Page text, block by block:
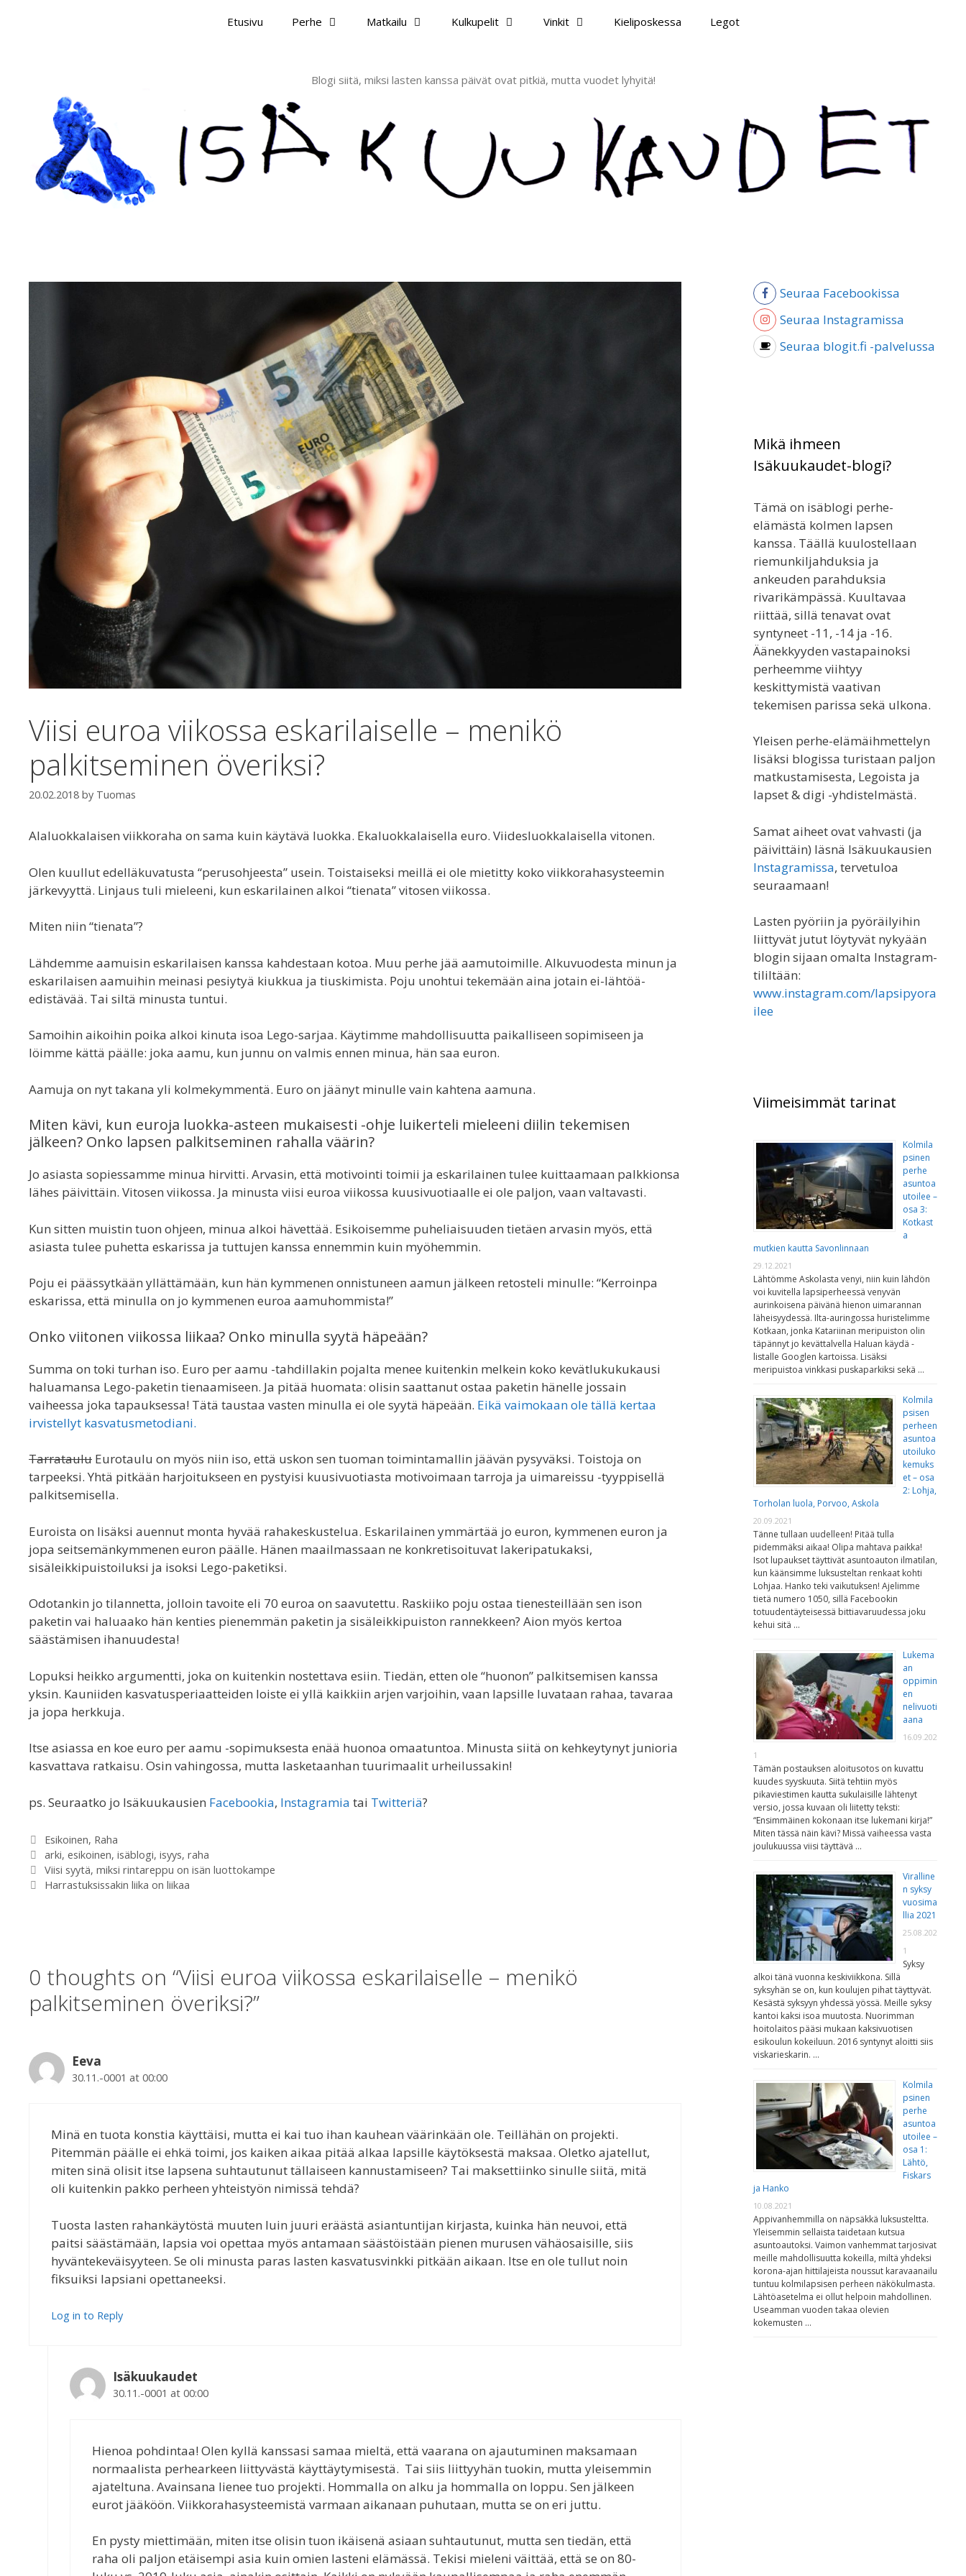
Etusivu Perhe Matkailu Kulkupelit Vinkit Kieliposkessa Legot
Blogi siitä, miksi lasten kanssa päivät ovat pitkiä, mutta vuodet lyhyitä!
Viisi euroa viikossa eskarilaiselle – menikö
palkitseminen överiksi?
20.02.2018 by Tuomas
Alaluokkalaisen viikkoraha on sama kuin käytävä luokka. Ekaluokkalaisella euro. Viidesluokkalaisella vitonen.
Olen kuullut edelläkuvatusta “perusohjeesta” usein. Toistaiseksi meillä ei ole mietitty koko viikkorahasysteemin
järkevyyttä. Linjaus tuli mieleeni, kun eskarilainen alkoi “tienata” vitosen viikossa.
Miten niin “tienata”?
Lähdemme aamuisin eskarilaisen kanssa kahdestaan kotoa. Muu perhe jää aamutoimille. Alkuvuodesta minun ja
eskarilaisen aamuihin meinasi pesiytyä kiukkua ja tiuskimista. Poju unohtui tekemään aina jotain ei-lähtöä-
edistävää. Tai siltä minusta tuntui.
Samoihin aikoihin poika alkoi kinuta isoa Lego-sarjaa. Käytimme mahdollisuutta paikalliseen sopimiseen ja
löimme kättä päälle: joka aamu, kun junnu on valmis ennen minua, hän saa euron.
Aamuja on nyt takana yli kolmekymmentä. Euro on jäänyt minulle vain kahtena aamuna.
Miten kävi, kun euroja luokka-asteen mukaisesti -ohje luikerteli mieleeni diilin tekemisen
jälkeen? Onko lapsen palkitseminen rahalla väärin?
Jo asiasta sopiessamme minua hirvitti. Arvasin, että motivointi toimii ja eskarilainen tulee kuittaamaan palkkionsa
lähes päivittäin. Vitosen viikossa. Ja minusta viisi euroa viikossa kuusivuotiaalle ei ole paljon, vaan valtavasti.
Kun sitten muistin tuon ohjeen, minua alkoi hävettää. Esikoisemme puheliaisuuden tietäen arvasin myös, että
asiasta tulee puhetta eskarissa ja tuttujen kanssa ennemmin kuin myöhemmin.
Poju ei päässytkään yllättämään, kun hän kymmenen onnistuneen aamun jälkeen retosteli minulle: “Kerroinpa
eskarissa, että minulla on jo kymmenen euroa aamuhommista!”
Onko viitonen viikossa liikaa? Onko minulla syytä häpeään?
Summa on toki turhan iso. Euro per aamu -tahdillakin pojalta menee kuitenkin melkein koko kevätlukukukausi
haluamansa Lego-paketin tienaamiseen. Ja pitää huomata: olisin saattanut ostaa paketin hänelle jossain
vaiheessa joka tapauksessa! Tätä taustaa vasten minulla ei ole syytä häpeään. Eikä vaimokaan ole tällä kertaa
irvistellyt kasvatusmetodiani.
Tarrataulu Eurotaulu on myös niin iso, että uskon sen tuoman toimintamallin jäävän pysyväksi. Toistoja on
tarpeeksi. Yhtä pitkään harjoitukseen en pystyisi kuusivuotiasta motivoimaan tarroja ja uimareissu -tyyppisellä
palkitsemisella.
Euroista on lisäksi auennut monta hyvää rahakeskustelua. Eskarilainen ymmärtää jo euron, kymmenen euron ja
jopa seitsemänkymmenen euron päälle. Hänen maailmassaan ne konkretisoituvat lakeripatukaksi,
sisäleikkipuistoiluksi ja isoksi Lego-paketiksi.
Odotankin jo tilannetta, jolloin tavoite eli 70 euroa on saavutettu. Raskiiko poju ostaa tienesteillään sen ison
paketin vai haluaako hän kenties pienemmän paketin ja sisäleikkipuiston rannekkeen? Aion myös kertoa
säästämisen ihanuudesta!
Lopuksi heikko argumentti, joka on kuitenkin nostettava esiin. Tiedän, etten ole “huonon” palkitsemisen kanssa
yksin. Kauniiden kasvatusperiaatteiden loiste ei yllä kaikkiin arjen varjoihin, vaan lapsille luvataan rahaa, tavaraa
ja jopa herkkuja.
Itse asiassa en koe euro per aamu -sopimuksesta enää huonoa omaatuntoa. Minusta siitä on kehkeytynyt junioria
kasvattava ratkaisu. Osin vahingossa, mutta lasketaanhan tuurimaalit urheilussakin!
ps. Seuraatko jo Isäkuukausien Facebookia, Instagramia tai Twitteriä?
Categories
Esikoinen, Raha
Tags
arki, esikoinen, isäblogi, isyys, raha
Viisi syytä, miksi rintareppu on isän luottokampe
Harrastuksissakin liika on liikaa
0 thoughts on “Viisi euroa viikossa eskarilaiselle – menikö
palkitseminen överiksi?”
Eeva
30.11.-0001 at 00:00
Minä en tuota konstia käyttäisi, mutta ei kai tuo ihan kauhean väärinkään ole. Teillähän on projekti.
Pitemmän päälle ei ehkä toimi, jos kaiken aikaa pitää alkaa lapsille käytöksestä maksaa. Oletko ajatellut,
miten sinä olisit itse lapsena suhtautunut tällaiseen kannustamiseen? Tai maksettiinko sinulle siitä, mitä
oli kuitenkin pakko perheen yhteistyön nimissä tehdä?
Tuosta lasten rahankäytöstä muuten luin juuri eräästä asiantuntijan kirjasta, kuinka hän neuvoi, että
paitsi säästämään, lapsia voi opettaa myös antamaan säästöistään pienen murusen vähäosaisille, siis
hyväntekeväisyyteen. Se oli minusta paras lasten kasvatusvinkki pitkään aikaan. Itse en ole tullut noin
fiksuiksi lapsiani opettaneeksi.
Log in to Reply
Isäkuukaudet
30.11.-0001 at 00:00
Hienoa pohdintaa! Olen kyllä kanssasi samaa mieltä, että vaarana on ajautuminen maksamaan
normaalista perhearkeen liittyvästä käyttäytymisestä. Tai siis liittyyhän tuokin, mutta yleisemmin
ajateltuna. Avainsana lienee tuo projekti. Hommalla on alku ja hommalla on loppu. Sen jälkeen
eurot jääköön. Viikkorahasysteemistä varmaan aikanaan puhutaan, mutta se on eri juttu.
En pysty miettimään, miten itse olisin tuon ikäisenä asiaan suhtautunut, mutta sen tiedän, että
raha oli paljon etäisempi asia kuin omien lasteni elämässä. Tekisi mieleni väittää, että se on 80-
Seuraa Facebookissa
Seuraa Instagramissa
Seuraa blogit.fi -palvelussa
Mikä ihmeen
Isäkuukaudet-blogi?
Tämä on isäblogi perhe-
elämästä kolmen lapsen
kanssa. Täällä kuulostellaan
riemunkiljahduksia ja
ankeuden parahduksia
rivarikämpässä. Kuultavaa
riittää, sillä tenavat ovat
syntyneet -11, -14 ja -16.
Äänekkyyden vastapainoksi
perheemme viihtyy
keskittymistä vaativan
tekemisen parissa sekä ulkona.
Yleisen perhe-elämäihmettelyn
lisäksi blogissa turistaan paljon
matkustamisesta, Legoista ja
lapset & digi -yhdistelmästä.
Samat aiheet ovat vahvasti (ja
päivittäin) läsnä Isäkuukausien
Instagramissa, tervetuloa
seuraamaan!
Lasten pyöriin ja pyöräilyihin
liittyvät jutut löytyvät nykyään
blogin sijaan omalta Instagram-
tililtään:
www.instagram.com/lapsipyora
ilee
Viimeisimmät tarinat
Kolmila
psinen
perhe
asuntoa
utoilee –
osa 3:
Kotkast
a
mutkien kautta Savonlinnaan
29.12.2021
Lähtömme Askolasta venyi, niin kuin lähdön
voi kuvitella lapsiperheessä venyvän
aurinkoisena päivänä hienon uimarannan
läheisyydessä. Ilta-auringossa huristelimme
Kotkaan, jonka Katariinan meripuiston olin
täpännyt jo kevättalvella Haluan käydä -
listalle Googlen kartoissa. Lisäksi
meripuistoa vinkkasi puskaparkiksi sekä …
Kolmila
psisen
perheen
asuntoa
utoiluko
kemuks
et – osa
2: Lohja,
Torholan luola, Porvoo, Askola
20.09.2021
Tänne tullaan uudelleen! Pitää tulla
pidemmäksi aikaa! Olipa mahtava paikka!
Isot lupaukset täyttivät asuntoauton ilmatilan,
kun käänsimme luksusteltan renkaat kohti
Lohjaa. Hanko teki vaikutuksen! Ajelimme
tietä numero 1050, sillä Facebookin
totuudentäyteisessä bittiavaruudessa joku
kehui sitä …
Lukema
an
oppimin
en
nelivuoti
aana
16.09.202
1
Tämän postauksen aloitusotos on kuvattu
kuudes syyskuuta. Siitä tehtiin myös
pikaviestimen kautta sukulaisille lähtenyt
versio, jossa kuvaan oli liitetty teksti:
“Ensimmäinen kokonaan itse lukemani kirja!”
Miten tässä näin kävi? Missä vaiheessa vasta
joulukuussa viisi täyttävä …
Viralline
n syksy
vuosima
llia 2021
25.08.202
1
Syksy
alkoi tänä vuonna keskiviikkona. Sillä
syksyhän se on, kun koulujen pihat täyttyvät.
Kesästä syksyyn yhdessä yössä. Meille syksy
kantoi kaksi isoa muutosta. Nuorimman
hoitolaitos pääsi mukaan kaksivuotisen
esikoulun kokeiluun. 2016 syntynyt aloitti siis
viskarieskarin. …
Kolmila
psinen
perhe
asuntoa
utoilee –
osa 1:
Lähtö,
Fiskars
ja Hanko
10.08.2021
Appivanhemmilla on näpsäkkä luksusteltta.
Yleisemmin sellaista taidetaan kutsua
asuntoautoksi. Vaimon vanhemmat tarjosivat
meille mahdollisuutta kokeilla, miltä yhdeksi
korona-ajan hittilajeista noussut karavaanailu
tuntuu kolmilapsisen perheen näkökulmasta.
Lähtöasetelma ei ollut helpoin mahdollinen.
Useamman vuoden takaa olevien
kokemusten …